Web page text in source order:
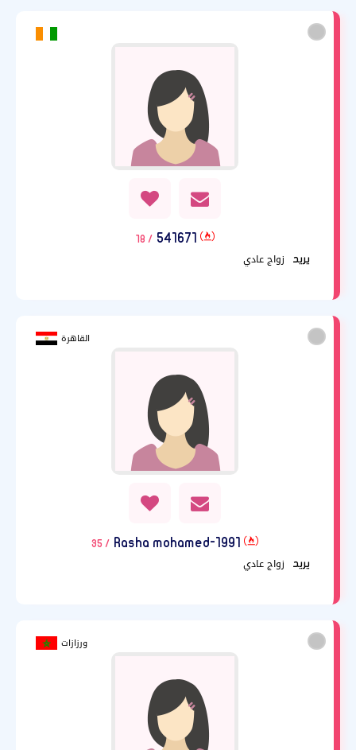
541671
/ 18
يريد
زواج عادي
القاهرة
Rasha mohamed-1991
/ 35
يريد
زواج عادي
ورزازات